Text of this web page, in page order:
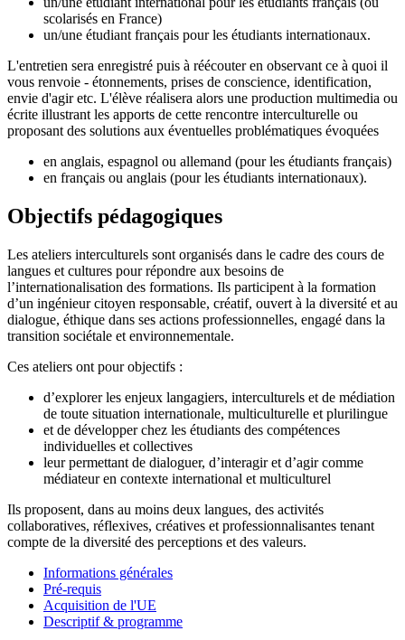
scolarisés en France)
un/une étudiant français pour les étudiants internationaux.
L'entretien sera enregistré puis à réécouter en observant ce à quoi il
vous renvoie - étonnements, prises de conscience, identification,
envie d'agir etc. L'élève réalisera alors une production multimedia ou
écrite illustrant les apports de cette rencontre interculturelle ou
proposant des solutions aux éventuelles problématiques évoquées
en anglais, espagnol ou allemand (pour les étudiants français)
en français ou anglais (pour les étudiants internationaux).
Objectifs pédagogiques
Les ateliers interculturels sont organisés dans le cadre des cours de
langues et cultures pour répondre aux besoins de
l’internationalisation des formations. Ils participent à la formation
d’un ingénieur citoyen responsable, créatif, ouvert à la diversité et au
dialogue, éthique dans ses actions professionnelles, engagé dans la
transition sociétale et environnementale.
Ces ateliers ont pour objectifs :
d’explorer les enjeux langagiers, interculturels et de médiation
de toute situation internationale, multiculturelle et plurilingue
et de développer chez les étudiants des compétences
individuelles et collectives
leur permettant de dialoguer, d’interagir et d’agir comme
médiateur en contexte international et multiculturel
Ils proposent, dans au moins deux langues, des activités
collaboratives, réflexives, créatives et professionnalisantes tenant
compte de la diversité des perceptions et des valeurs.
Informations générales
Pré-requis
Acquisition de l'UE
Descriptif & programme